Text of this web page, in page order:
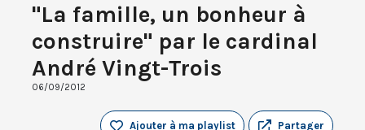
"La famille, un bonheur à
construire" par le cardinal
André Vingt-Trois
06/09/2012
Partager
Ajouter à ma playlist